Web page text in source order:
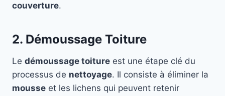
couverture.
2. Démoussage Toiture
Le démoussage toiture est une étape clé du
processus de nettoyage. Il consiste à éliminer la
mousse et les lichens qui peuvent retenir